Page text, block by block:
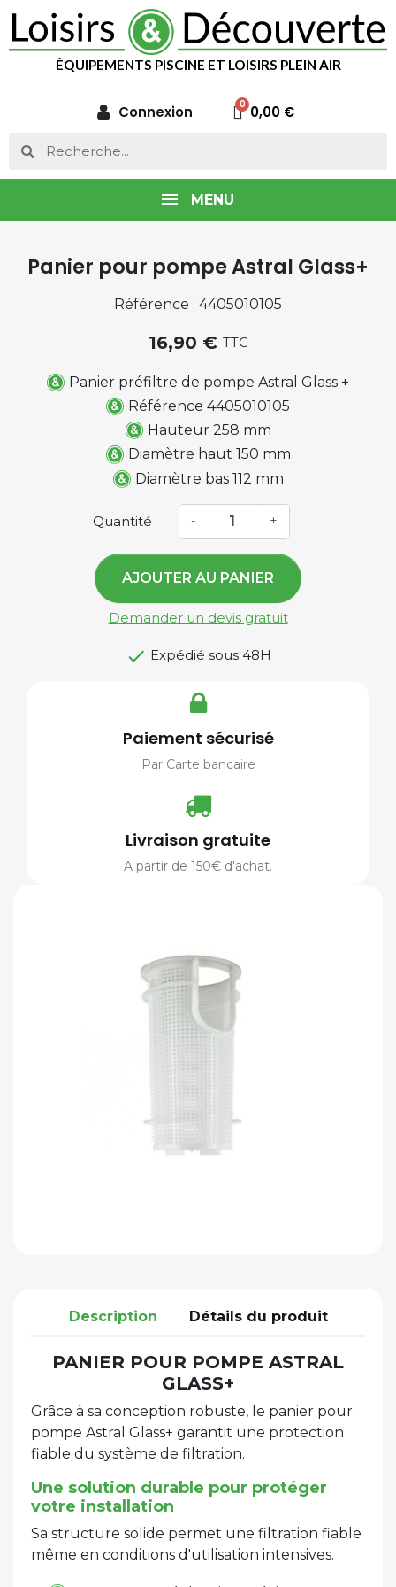
ÉQUIPEMENTS PISCINE ET LOISIRS PLEIN AIR
Connexion 0,00 €
MENU
Panier pour pompe Astral Glass+
Référence : 4405010105
16,90 € TTC
Panier préfiltre de pompe Astral Glass +
Référence 4405010105
Hauteur 258 mm
Diamètre haut 150 mm
Diamètre bas 112 mm
Quantité - +
AJOUTER AU PANIER
Demander un devis gratuit
 Expédié sous 48H
Paiement sécurisé
Par Carte bancaire
Livraison gratuite
A partir de 150€ d'achat.
Description Détails du produit
PANIER POUR POMPE ASTRAL
GLASS+
Grâce à sa conception robuste, le panier pour
pompe Astral Glass+ garantit une protection
fiable du système de filtration.
Une solution durable pour protéger
votre installation
Sa structure solide permet une filtration fiable
même en conditions d'utilisation intensives.